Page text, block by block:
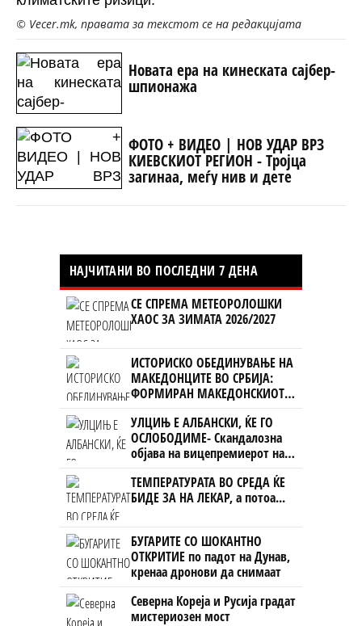
© Vecer.mk, правата за текстот се на редакцијата
Новата ера на кинеската сајбер-
шпионажа
ФОТО + ВИДЕО | НОВ УДАР ВРЗ
КИЕВСКИОТ РЕГИОН - Тројца
загинаа, меѓу нив и дете
НАЈЧИТАНИ ВО ПОСЛЕДНИ 7 ДЕНА
СЕ СПРЕМА МЕТЕОРОЛОШКИ
ХАОС ЗА ЗИМАТА 2026/2027
ИСТОРИСКО ОБЕДИНУВАЊЕ НА
МАКЕДОНЦИТЕ ВО СРБИЈА:
ФОРМИРАН МАКЕДОНСКИОТ
НАЦИОНАЛЕН СОЈУЗ
УЛЦИЊ Е АЛБАНСКИ, ЌЕ ГО
ОСЛОБОДИМЕ- Скандалозна
објава на вицепремиерот на
Црна Гора
ТЕМПЕРАТУРАТА ВО СРЕДА ЌЕ
БИДЕ ЗА НА ЛЕКАР, а потоа...
БУГАРИТЕ СО ШОКАНТНО
ОТКРИТИЕ по падот на Дунав,
кренаа дронови да снимаат
Северна Кореја и Русија градат
мистериозен мост